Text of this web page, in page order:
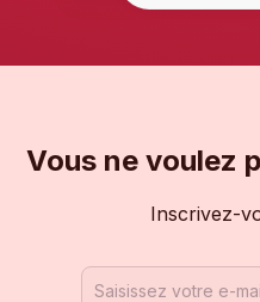
Vous ne voulez
Inscrivez-